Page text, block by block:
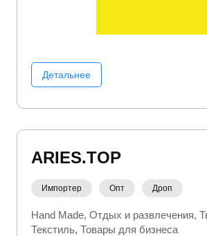
Детальнее
ARIES.TOP
Импортер Опт Дроп
Hand Made Отдых и развлечения
Текстиль Товары для бизнеса